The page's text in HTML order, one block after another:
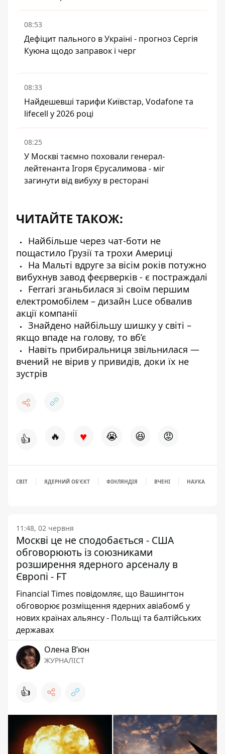
08:53
Дефіцит пального в Україні - прогноз Сергія
Куюна щодо заправок і черг
08:33
Найдешевші тарифи Київстар, Vodafone та
lifecell у 2026 році
08:25
У Москві таємно поховали генерал-
лейтенанта Ігоря Єрусалимова - міг
загинути від вибуху в ресторані
ЧИТАЙТЕ ТАКОЖ:
Найбільше через чат-боти не
пощастило Грузії та трохи Америці
На Мальті вдруге за вісім років потужно
вибухнув завод феєрверків - є постраждалі
Ferrari зганьбилася зі своїм першим
електромобілем – дизайн Luce обвалив
акції компанії
Знайдено найбільшу шишку у світі –
якщо впаде на голову, то вб’є
Навіть прибиральниця звільнилася —
вчений не вірив у привидів, доки їх не
зустрів
👍 🔥 ♥ 😭 😆 😡
СВІТ ЯДЕРНИЙ ОБ'ЄКТ ФІНЛЯНДІЯ ВЧЕНІ НАУКА
11:48, 02 червня
Москві це не сподобається - США
обговорюють із союзниками
розширення ядерного арсеналу в
Європі - FT
Financial Times повідомляє, що Вашингтон
обговорює розміщення ядерних авіабомб у
нових країнах альянсу - Польщі та балтійських
державах
Олена Вʼюн
ЖУРНАЛІСТ
👍